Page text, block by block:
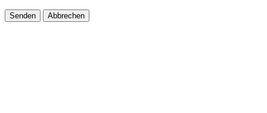
Senden Abbrechen